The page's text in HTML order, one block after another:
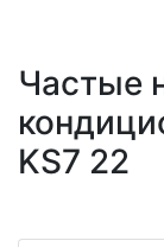
Частые
KS7 22